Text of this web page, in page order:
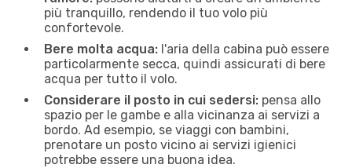
più tranquillo, rendendo il tuo volo più
confortevole.
Bere molta acqua: l'aria della cabina può essere
particolarmente secca, quindi assicurati di bere
acqua per tutto il volo.
Considerare il posto in cui sedersi: pensa allo
spazio per le gambe e alla vicinanza ai servizi a
bordo. Ad esempio, se viaggi con bambini,
prenotare un posto vicino ai servizi igienici
potrebbe essere una buona idea.